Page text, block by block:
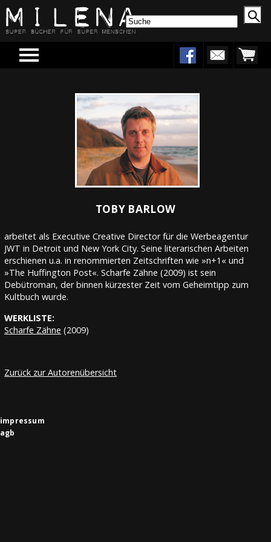
Menu
TOBY BARLOW
arbeitet als Executive Creative Director für die Werbeagentur
JWT in Detroit und New York City. Seine literarischen Arbeiten
erschienen u.a. in renommierten Zeitschriften wie »n+1« und
»The Huffington Post«. Scharfe Zähne (2009) ist sein
Debütroman, der binnen kürzester Zeit vom Geheimtipp zum
Kultbuch wurde.
WERKLISTE:
Scharfe Zähne (2009)
Zurück zur Autorenübersicht
impressum
agb